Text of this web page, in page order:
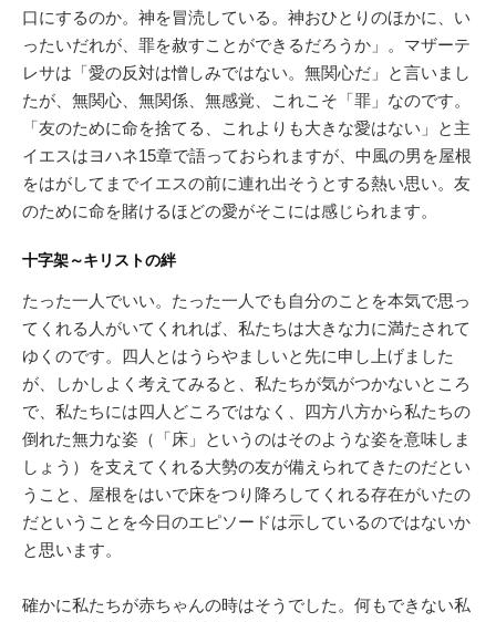
口にするのか。神を冒涜している。神おひとりのほかに、い
ったいだれが、罪を赦すことができるだろうか」。マザーテ
レサは「愛の反対は憎しみではない。無関心だ」と言いまし
たが、無関心、無関係、無感覚、これこそ「罪」なのです。
「友のために命を捨てる、これよりも大きな愛はない」と主
イエスはヨハネ15章で語っておられますが、中風の男を屋根
をはがしてまでイエスの前に連れ出そうとする熱い思い。友
のために命を賭けるほどの愛がそこには感じられます。
十字架～キリストの絆
たった一人でいい。たった一人でも自分のことを本気で思っ
てくれる人がいてくれれば、私たちは大きな力に満たされて
ゆくのです。四人とはうらやましいと先に申し上げました
が、しかしよく考えてみると、私たちが気がつかないところ
で、私たちには四人どころではなく、四方八方から私たちの
倒れた無力な姿（「床」というのはそのような姿を意味しま
しょう）を支えてくれる大勢の友が備えられてきたのだとい
うこと、屋根をはいで床をつり降ろしてくれる存在がいたの
だということを今日のエピソードは示しているのではないか
と思います。
確かに私たちが赤ちゃんの時はそうでした。何もできない私